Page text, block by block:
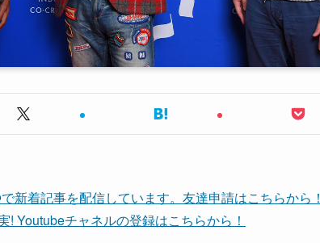
新着記事を配信しています。友達申請はこちらから！
! Youtubeチャネルの登録はこちらから！